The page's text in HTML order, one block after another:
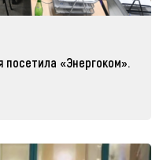
посетила «Энергоком».